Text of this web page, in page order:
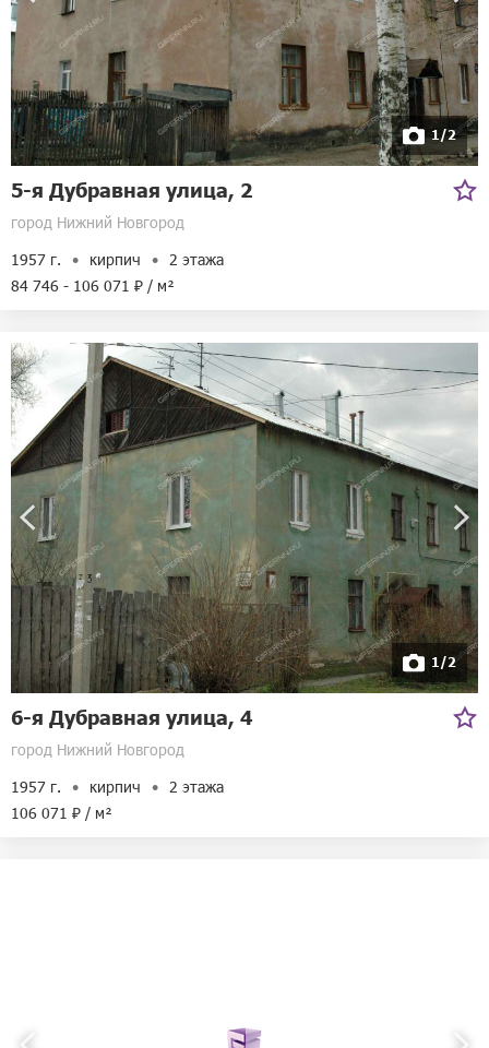
1/2
5-я Дубравная улица, 2
город Нижний Новгород
1957 г.
кирпич
2 этажа
84 746 - 106 071 ₽ / м²
1/2
6-я Дубравная улица, 4
город Нижний Новгород
1957 г.
кирпич
2 этажа
106 071 ₽ / м²